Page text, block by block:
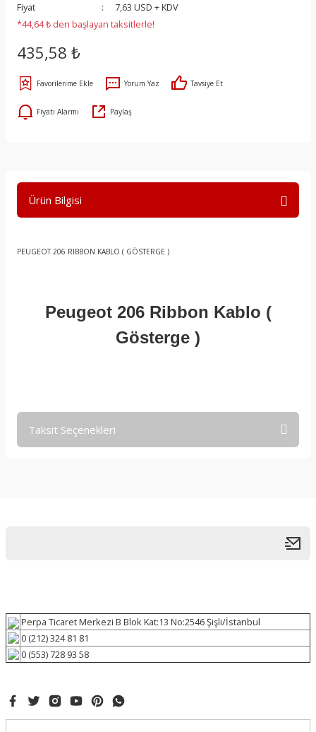
Fiyat
7,63 USD + KDV
*44,64 ₺ den başlayan taksitlerle!
435,58 ₺
Yorum Yaz Tavsiye Et
Fiyatı Alarmı Paylaş
Ürün Bilgisi
PEUGEOT 206 RIBBON KABLO ( GÖSTERGE )
Peugeot 206 Ribbon Kablo (
Gösterge )
Taksit Seçenekleri
Perpa Ticaret Merkezi B Blok Kat:13 No:2546 Şişli/İstanbul
0 (212) 324 81 81
0 (553) 728 93 58